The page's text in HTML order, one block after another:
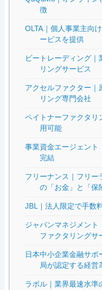
徴
OLTA｜個人事業主向
ービスを提供
ビートレーディング｜
リングサービス
アクセルファクター｜
リング専門会社
ペイトナーファクタリ
用可能
事業資金エージェント
完結
フリーナンス｜フリー
の「お金」と「保
JBL｜法人限定で手数
ジャパンマネジメント
ファクタリングサ
日本中小企業金融サポ
局が認定する経営
ラボル｜業界最速水準